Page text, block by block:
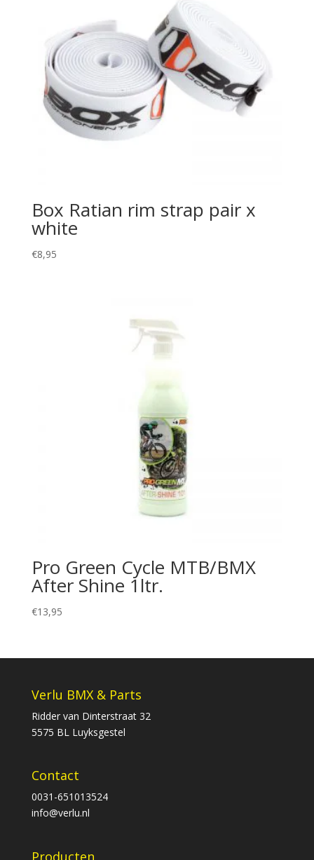
Box Ratian rim strap pair x
white
€8,95
Pro Green Cycle MTB/BMX
After Shine 1ltr.
€13,95
Verlu BMX & Parts
Ridder van Dinterstraat 32
5575 BL Luyksgestel
Contact
0031-651013524
info@verlu.nl
Producten